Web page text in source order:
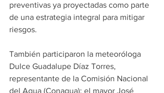
preventivas ya proyectadas como parte
de una estrategia integral para mitigar
riesgos.
También participaron la meteoróloga
Dulce Guadalupe Díaz Torres,
representante de la Comisión Nacional
del Agua (Conagua); el mayor José